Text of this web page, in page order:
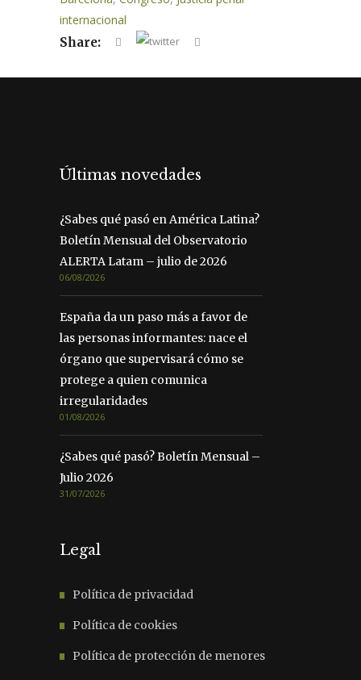
internacional
Share:
Últimas novedades
¿Sabes qué pasó en América Latina?
Boletín Mensual del Observatorio
ALERTA Latam – julio de 2026
06/08/2026
España da un paso más a favor de
las personas informantes: nace el
órgano que supervisará cómo se
protege a quien comunica
irregularidades
01/08/2026
¿Sabes qué pasó? Boletín Mensual –
Julio 2026
31/07/2026
Legal
Política de privacidad
Política de cookies
Política de protección de menores